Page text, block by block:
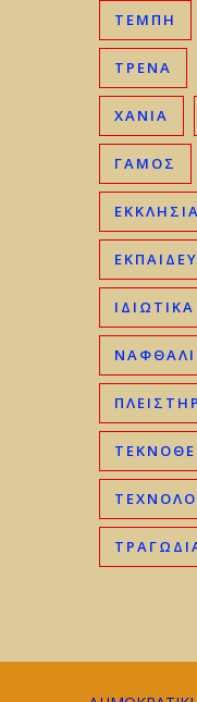
ΤΈΜΠΗ
ΤΡΈΝΑ
ΧΑΝΙΆ
ΓΑΜΟΣ
ΕΚΚΛΗΣΊΑ